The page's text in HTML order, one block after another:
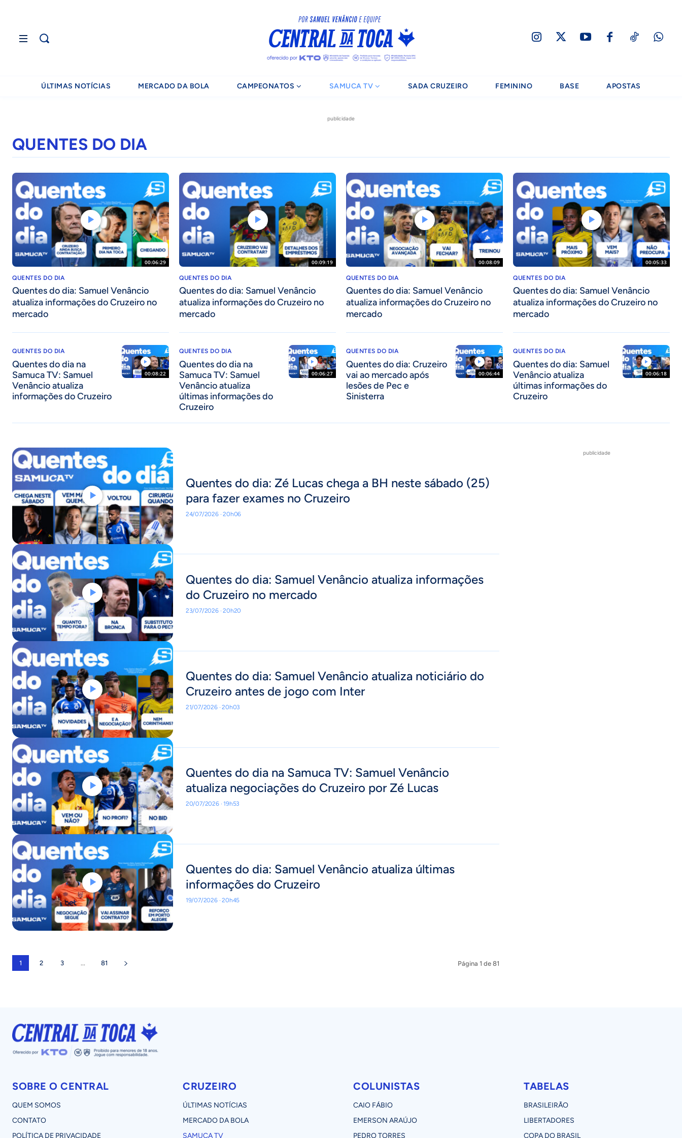
ÚLTIMAS NOTÍCIAS MERCADO DA BOLA CAMPEONATOS SAMUCA TV SADA CRUZEIRO FEMININO BASE APOSTAS
publicidade
QUENTES DO DIA
00:06:29
QUENTES DO DIA
Quentes do dia: Samuel Venâncio
atualiza informações do Cruzeiro no
mercado
00:09:19
QUENTES DO DIA
Quentes do dia: Samuel Venâncio
atualiza informações do Cruzeiro no
mercado
00:08:09
QUENTES DO DIA
Quentes do dia: Samuel Venâncio
atualiza informações do Cruzeiro no
mercado
00:05:33
QUENTES DO DIA
Quentes do dia: Samuel Venâncio
atualiza informações do Cruzeiro no
mercado
00:08:22
QUENTES DO DIA
Quentes do dia na
Samuca TV: Samuel
Venâncio atualiza
informações do Cruzeiro
00:06:27
QUENTES DO DIA
Quentes do dia na
Samuca TV: Samuel
Venâncio atualiza
últimas informações do
Cruzeiro
00:06:44
QUENTES DO DIA
Quentes do dia: Cruzeiro
vai ao mercado após
lesões de Pec e
Sinisterra
00:06:18
QUENTES DO DIA
Quentes do dia: Samuel
Venâncio atualiza
últimas informações do
Cruzeiro
Quentes do dia: Zé Lucas chega a BH neste sábado (25)
para fazer exames no Cruzeiro
24/07/2026 · 20h06
Quentes do dia: Samuel Venâncio atualiza informações
do Cruzeiro no mercado
23/07/2026 · 20h20
Quentes do dia: Samuel Venâncio atualiza noticiário do
Cruzeiro antes de jogo com Inter
21/07/2026 · 20h03
Quentes do dia na Samuca TV: Samuel Venâncio
atualiza negociações do Cruzeiro por Zé Lucas
20/07/2026 · 19h53
Quentes do dia: Samuel Venâncio atualiza últimas
informações do Cruzeiro
19/07/2026 · 20h45
1 2 3 ... 81 Página 1 de 81
publicidade
SOBRE O CENTRAL
QUEM SOMOS
CONTATO
POLÍTICA DE PRIVACIDADE
CRUZEIRO
ÚLTIMAS NOTÍCIAS
MERCADO DA BOLA
SAMUCA TV
COLUNISTAS
CAIO FÁBIO
EMERSON ARAÚJO
PEDRO TORRES
TABELAS
BRASILEIRÃO
LIBERTADORES
COPA DO BRASIL